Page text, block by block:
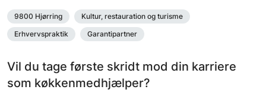
9800 Hjørring
Kultur, restauration og turisme
Erhvervspraktik
Garantipartner
Vil du tage første skridt mod din karriere
som køkkenmedhjælper?